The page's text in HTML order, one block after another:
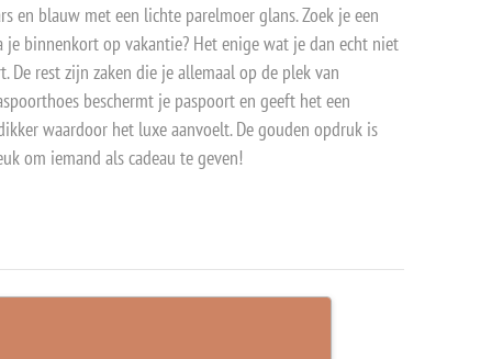
en blauw met een lichte parelmoer glans. Zoek je een
binnenkort op vakantie? Het enige wat je dan echt niet
rest zijn zaken die je allemaal op de plek van
beschermt je paspoort en geeft het een
waardoor het luxe aanvoelt. De gouden opdruk is
om iemand als cadeau te geven!